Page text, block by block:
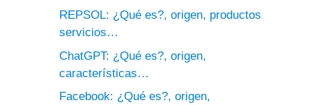
REPSOL: ¿Qué es?, origen, productos
servicios…
ChatGPT: ¿Qué es?, origen,
características…
Facebook: ¿Qué es?, origen,